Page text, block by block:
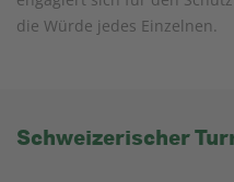
die Würde jedes Einzelnen.
Schweizerischer